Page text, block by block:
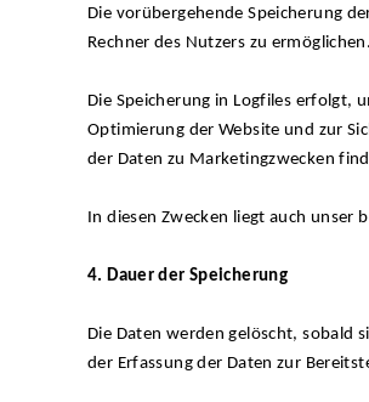
Die vorübergehende Speicherung
Rechner des Nutzers zu
Die Speicherung in Logfiles erfolgt,
Optimierung der Website und zur
der Daten zu Marketingzwecken
In diesen Zwecken liegt auch unser
4. Dauer der Speicherung
Die Daten werden gelöscht, sobald
der Erfassung der Daten zur